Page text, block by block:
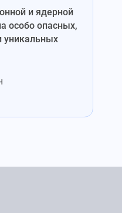
и ядерной
особо опасных,
уникальных